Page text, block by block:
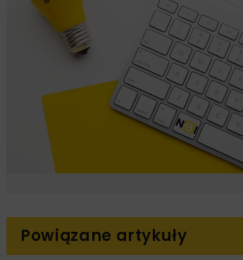
Powiązane artykuły